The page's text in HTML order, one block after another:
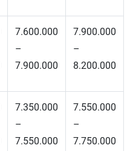
7.600.000
–
7.900.000
7.900.000
–
8.200.000
7.350.000
–
7.550.000
7.550.000
–
7.750.000